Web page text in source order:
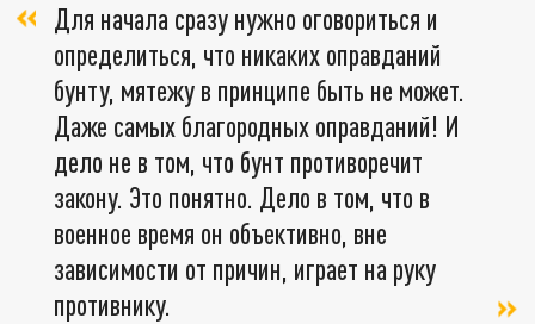
Для начала сразу нужно оговориться и
определиться, что никаких оправданий
бунту, мятежу в принципе быть не может.
Даже самых благородных оправданий! И
дело не в том, что бунт противоречит
закону. Это понятно. Дело в том, что в
военное время он объективно, вне
зависимости от причин, играет на руку
противнику.